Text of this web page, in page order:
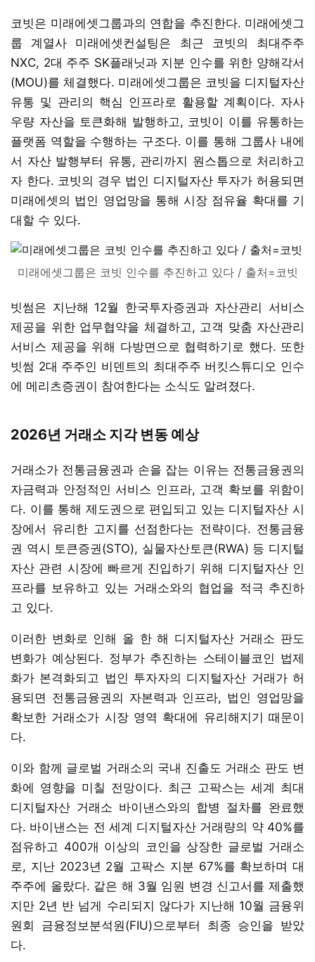
코빗은 미래에셋그룹과의 연합을 추진한다. 미래에셋그
룹 계열사 미래에셋컨설팅은 최근 코빗의 최대주주
NXC, 2대 주주 SK플래닛과 지분 인수를 위한 양해각서
(MOU)를 체결했다. 미래에셋그룹은 코빗을 디지털자산
유통 및 관리의 핵심 인프라로 활용할 계획이다. 자사
우량 자산을 토큰화해 발행하고, 코빗이 이를 유통하는
플랫폼 역할을 수행하는 구조다. 이를 통해 그룹사 내에
서 자산 발행부터 유통, 관리까지 원스톱으로 처리하고
자 한다. 코빗의 경우 법인 디지털자산 투자가 허용되면
미래에셋의 법인 영업망을 통해 시장 점유율 확대를 기
대할 수 있다.
미래에셋그룹은 코빗 인수를 추진하고 있다 / 출처=코빗
빗썸은 지난해 12월 한국투자증권과 자산관리 서비스
제공을 위한 업무협약을 체결하고, 고객 맞춤 자산관리
서비스 제공을 위해 다방면으로 협력하기로 했다. 또한
빗썸 2대 주주인 비덴트의 최대주주 버킷스튜디오 인수
에 메리츠증권이 참여한다는 소식도 알려졌다.
2026년 거래소 지각 변동 예상
거래소가 전통금융권과 손을 잡는 이유는 전통금융권의
자금력과 안정적인 서비스 인프라, 고객 확보를 위함이
다. 이를 통해 제도권으로 편입되고 있는 디지털자산 시
장에서 유리한 고지를 선점한다는 전략이다. 전통금융
권 역시 토큰증권(STO), 실물자산토큰(RWA) 등 디지털
자산 관련 시장에 빠르게 진입하기 위해 디지털자산 인
프라를 보유하고 있는 거래소와의 협업을 적극 추진하
고 있다.
이러한 변화로 인해 올 한 해 디지털자산 거래소 판도
변화가 예상된다. 정부가 추진하는 스테이블코인 법제
화가 본격화되고 법인 투자자의 디지털자산 거래가 허
용되면 전통금융권의 자본력과 인프라, 법인 영업망을
확보한 거래소가 시장 영역 확대에 유리해지기 때문이
다.
이와 함께 글로벌 거래소의 국내 진출도 거래소 판도 변
화에 영향을 미칠 전망이다. 최근 고팍스는 세계 최대
디지털자산 거래소 바이낸스와의 합병 절차를 완료했
다. 바이낸스는 전 세계 디지털자산 거래량의 약 40%를
점유하고 400개 이상의 코인을 상장한 글로벌 거래소
로, 지난 2023년 2월 고팍스 지분 67%를 확보하며 대
주주에 올랐다. 같은 해 3월 임원 변경 신고서를 제출했
지만 2년 반 넘게 수리되지 않다가 지난해 10월 금융위
원회 금융정보분석원(FIU)으로부터 최종 승인을 받았
다.